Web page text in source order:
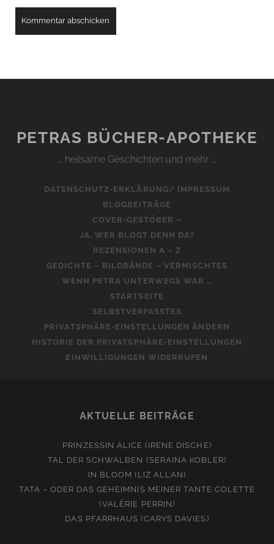
PETRAS BÜCHER-APOTHEKE
… heilsame Geschichten und mehr …
DATENSCHUTZ-ERKLÄRUNG/ IMPRESSUM
BLOGBEITRÄGE
COVER-GESTÖBER –
JA, WER BLOGT DENN DA?
REZENSIONEN A – Z
GEDICHTE – BILDBÄNDE – VERMISCHTES
WENN PETRA UNTERWEGS WAR …
STARTSEITE
SELBSTVERFASSTES
PRIVATSPHÄRE-EINSTELLUNGEN ÄNDERN
HISTORIE DER PRIVATSPHÄRE-EINSTELLUNGEN
EINWILLIGUNGEN WIDERRUFEN
AKTUELLE BEITRÄGE
PRINZESSIN ALICE (IRENE DISCHE)
TAL DER SCHWALBEN (SERAINA KOBLER)
IN BLOOM (LIZ ALLAN)
TATA – ODER DAS GEHEIMNIS MEINER TANTE COLETTE
(VALÉRIE PERRIN)
DAS PFARRHAUS (CARYS DAVIES)